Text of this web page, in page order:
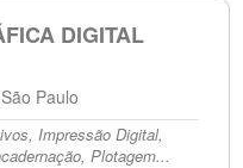
DIGITAL
Paulo
Impressão Digital,
Plotagem...